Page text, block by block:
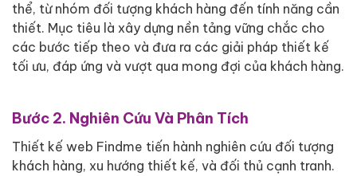
thể, từ nhóm đối tượng khách hàng đến tính năng cần
thiết. Mục tiêu là xây dựng nền tảng vững chắc cho
các bước tiếp theo và đưa ra các giải pháp thiết kế
tối ưu, đáp ứng và vượt qua mong đợi của khách hàng.
Bước 2. Nghiên Cứu Và Phân Tích
Thiết kế web Findme tiến hành nghiên cứu đối tượng
khách hàng, xu hướng thiết kế, và đối thủ cạnh tranh.